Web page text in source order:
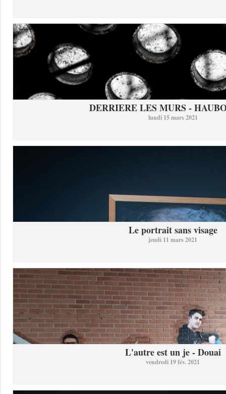
DERRIERE LES MURS -
lundi 15 mars 2021
Le portrait sans visage
jeudi 11 mars 2021
L'autre est un je - Douai
vendredi 19 fév. 2021